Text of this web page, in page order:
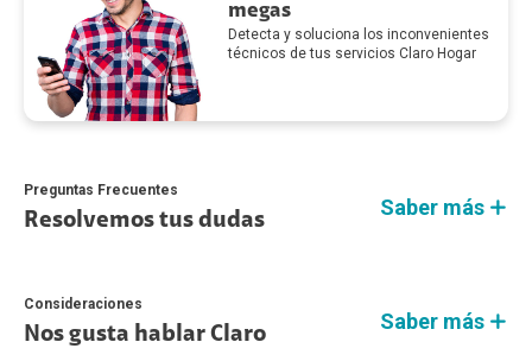
megas
Detecta y soluciona los inconvenientes
técnicos de tus servicios Claro Hogar
Preguntas Frecuentes
Resolvemos tus dudas
Saber más
Consideraciones
Nos gusta hablar Claro
Saber más